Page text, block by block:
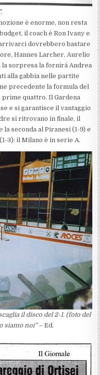
è enorme, non resta
il coach è Ron Ivany e
dovrebbero bastare
Hannes Larcher, Aurelio
la sorpresa la fornirà Andrea
alla gabbia nelle partite
precedente la formula del
quattro. Il Gardena
e si garantisce il vantaggio
si ritrovano in finale, il
seconda al Piranesi (1-9) e
3): il Milano è in serie A.
il disco del 2-1. (foto del
siamo noi”– Ed.